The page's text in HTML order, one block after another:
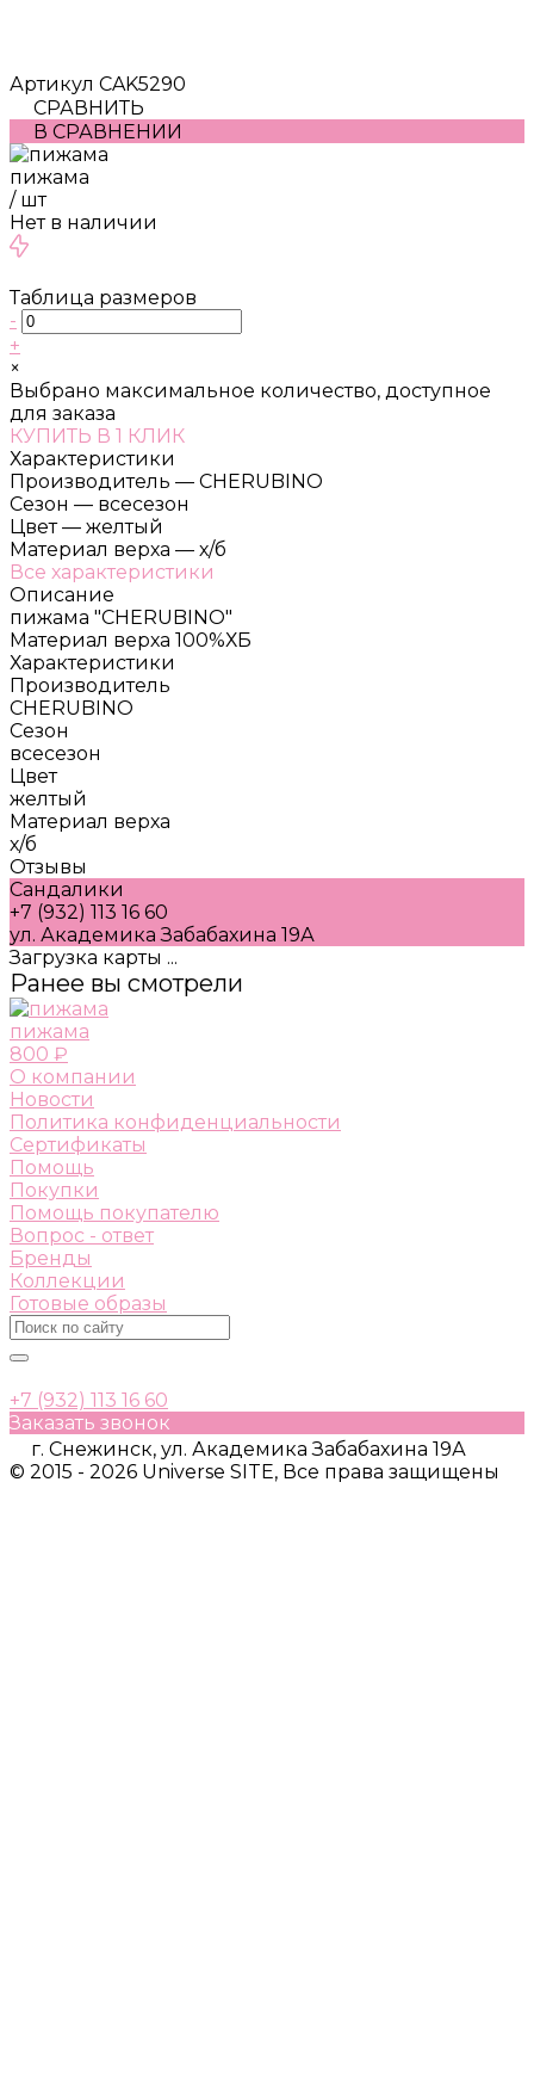
Артикул CAK5290
СРАВНИТЬ
В СРАВНЕНИИ
пижама
/ шт
Нет в наличии
Таблица размеров
-
+
×
Выбрано максимальное количество, доступное
для заказа
КУПИТЬ В 1 КЛИК
Характеристики
Производитель — CHERUBINO
Сезон — всесезон
Цвет — желтый
Материал верха — х/б
Все характеристики
Описание
пижама "CHERUBINO"
Материал верха 100%ХБ
Характеристики
Производитель
CHERUBINO
Сезон
всесезон
Цвет
желтый
Материал верха
х/б
Отзывы
Сандалики
+7 (932) 113 16 60
ул. Академика Забабахина 19А
Загрузка карты ...
Ранее вы смотрели
пижама
800 ₽
О компании
Новости
Политика конфиденциальности
Сертификаты
Помощь
Покупки
Помощь покупателю
Вопрос - ответ
Бренды
Коллекции
Готовые образы
+7 (932) 113 16 60
Заказать звонок
г. Снежинск, ул. Академика Забабахина 19А
© 2015 - 2026 Universe SITE, Все права защищены